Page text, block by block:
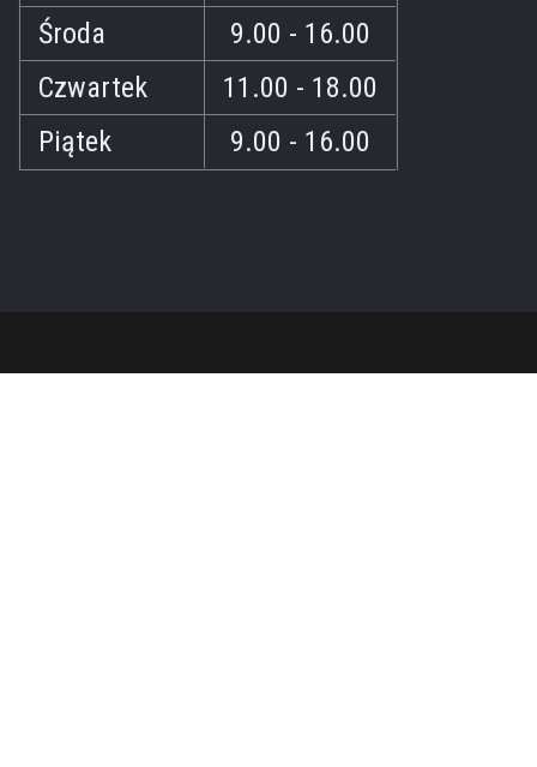
Środa
9.00 - 16.00
Czwartek
11.00 - 18.00
Piątek
9.00 - 16.00